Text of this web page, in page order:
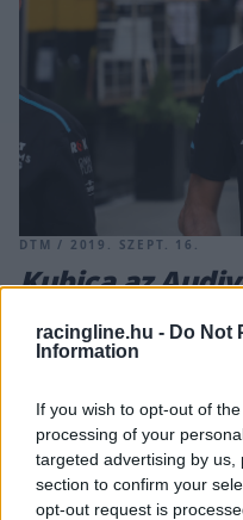
racingline.hu - Do Not
Information
If you wish to opt-out of
processing of your
targeted advertising by
section to confirm your
opt-out request is
DTM / 2019. SZEPT. 16.
Kubica az
ben
Robert Kubica
motorsport igazgatója
Robert Kubica jövője a
továbbra sem erősítette
Russell csapattársa. A